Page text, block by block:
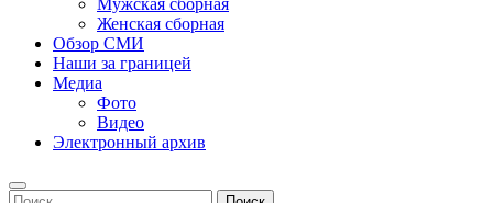
Мужская сборная
Женская сборная
Обзор СМИ
Наши за границей
Медиа
Фото
Видео
Электронный архив
Найти: